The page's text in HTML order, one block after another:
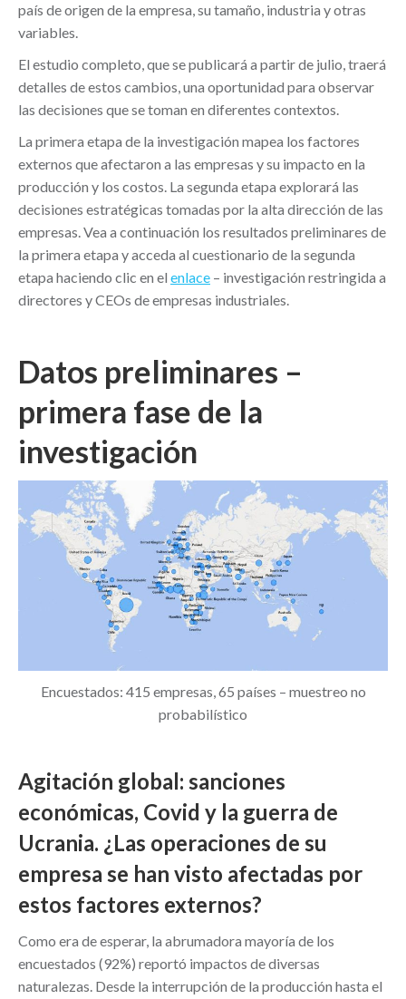
país de origen de la empresa, su tamaño, industria y otras
variables.
El estudio completo, que se publicará a partir de julio, traerá
detalles de estos cambios, una oportunidad para observar
las decisiones que se toman en diferentes contextos.
La primera etapa de la investigación mapea los factores
externos que afectaron a las empresas y su impacto en la
producción y los costos. La segunda etapa explorará las
decisiones estratégicas tomadas por la alta dirección de las
empresas. Vea a continuación los resultados preliminares de
la primera etapa y acceda al cuestionario de la segunda
etapa haciendo clic en el enlace – investigación restringida a
directores y CEOs de empresas industriales.
Datos preliminares –
primera fase de la
investigación
Encuestados: 415 empresas, 65 países – muestreo no
probabilístico
Agitación global: sanciones
económicas, Covid y la guerra de
Ucrania. ¿Las operaciones de su
empresa se han visto afectadas por
estos factores externos?
Como era de esperar, la abrumadora mayoría de los
encuestados (92%) reportó impactos de diversas
naturalezas. Desde la interrupción de la producción hasta el